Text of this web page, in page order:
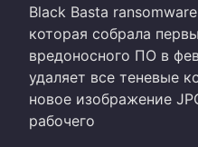
Black Basta
которая собрала
вредоносного ПО в
удаляет все теневые
новое изображение
рабочего